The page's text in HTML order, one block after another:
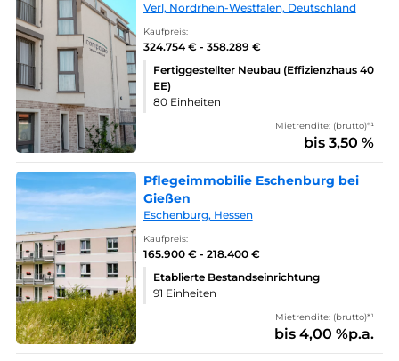
Verl, Nordrhein-Westfalen, Deutschland
Kaufpreis:
324.754 € - 358.289 €
Fertiggestellter Neubau (Effizienzhaus 40
EE)
80 Einheiten
Mietrendite: (brutto)*¹
bis 3,50 %
Pflegeimmobilie Eschenburg bei
Gießen
Eschenburg, Hessen
Kaufpreis:
165.900 € - 218.400 €
Etablierte Bestandseinrichtung
91 Einheiten
Mietrendite: (brutto)*¹
bis 4,00 %p.a.